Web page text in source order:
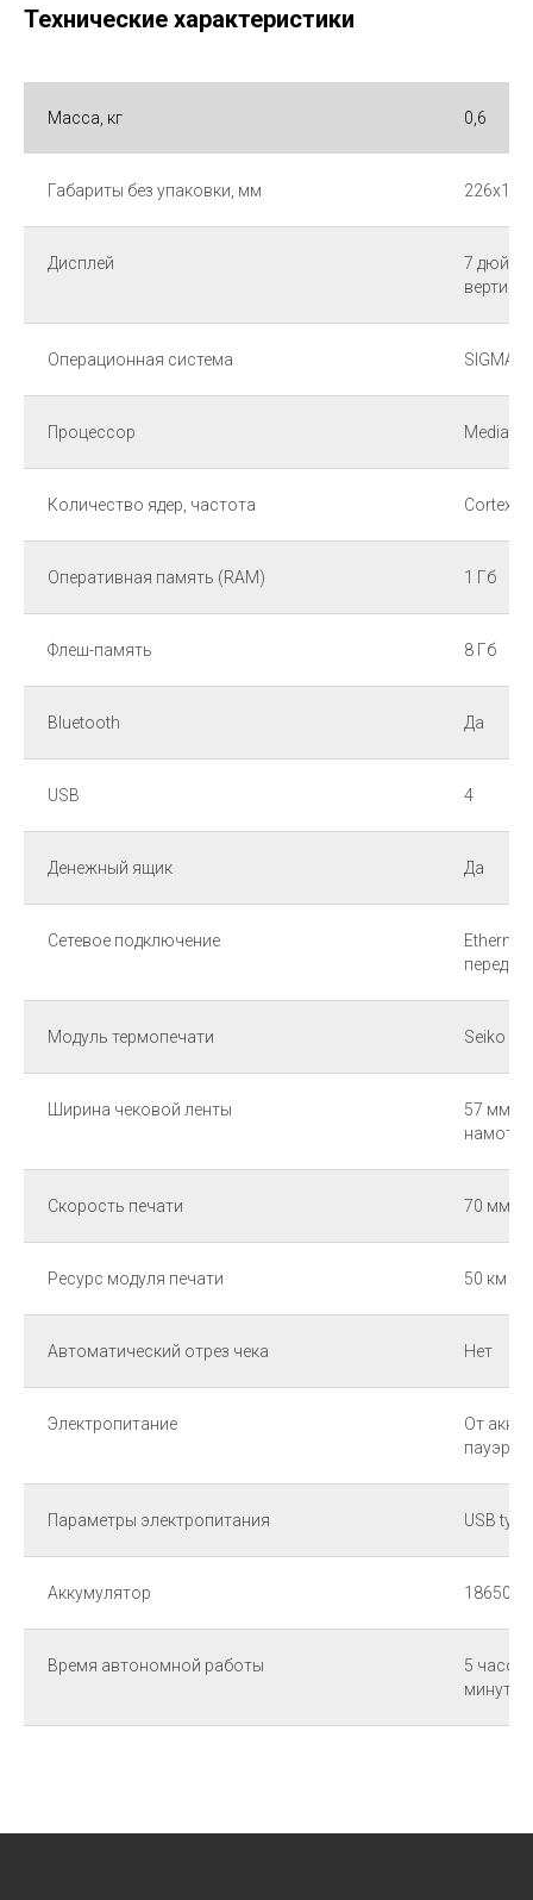
Технические характеристики
Масса, кг 0,6
Габариты без упаковки, мм
Дисплей
7
Операционная система SIGMA
Процессор
Количество ядер, частота Cortex-
Оперативная память (RAM) 1 Гб
Флеш-память 8 Гб
Bluetooth Да
USB 4
Денежный ящик Да
Сетевое подключение
Ethernet,
Модуль термопечати Seiko
Ширина чековой ленты
57 мм
Скорость печати 70 мм/с
Ресурс модуля печати 50 км
Автоматический отрез чека Нет
Электропитание
От
Параметры электропитания USB
Аккумулятор 18650 х
Время автономной работы
5 часов
минут)